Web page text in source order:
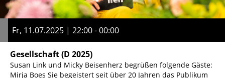
Fr, 11.07.2025 | 22:00 - 00:00
Gesellschaft(D 2025)
Susan Link und Micky Beisenherz begrüßen folgende Gäste:
Mirja Boes Sie begeistert seit über 20 Jahren das Publikum